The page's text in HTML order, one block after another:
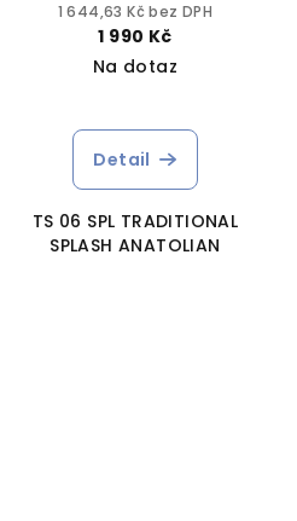
1 644,63 Kč bez DPH
1 990 Kč
Na dotaz
Detail
TS 06 SPL TRADITIONAL
SPLASH ANATOLIAN